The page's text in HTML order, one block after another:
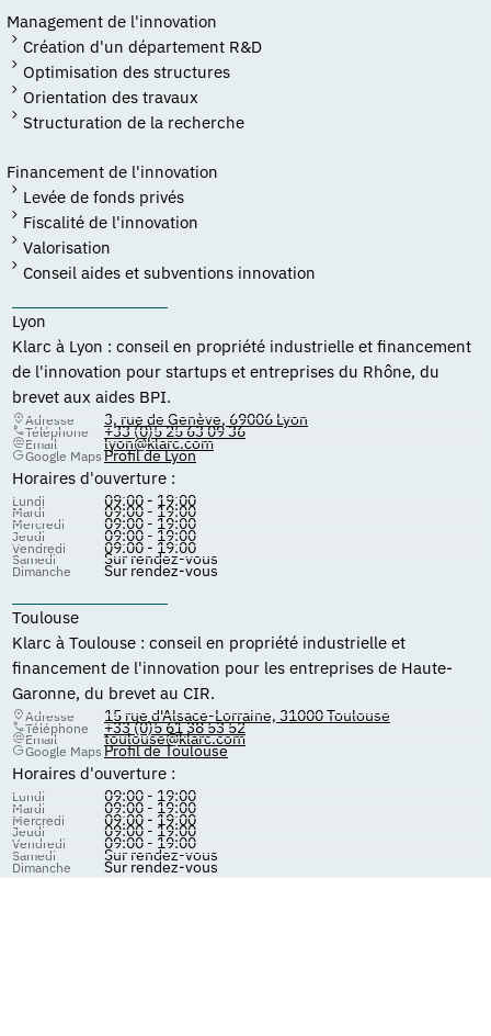
Management de l'innovation
Création d'un département R&D
Optimisation des structures
Orientation des travaux
Structuration de la recherche
Financement de l'innovation
Levée de fonds privés
Fiscalité de l'innovation
Valorisation
Conseil aides et subventions innovation
Lyon
Klarc à Lyon : conseil en propriété industrielle et financement
de l'innovation pour startups et entreprises du Rhône, du
brevet aux aides BPI.
Adresse 3, rue de Genève, 69006 Lyon
Téléphone +33 (0)5 25 63 09 36
Email lyon@klarc.com
Google Maps Profil de Lyon
Horaires d'ouverture :
Lundi 09:00 - 19:00
Mardi 09:00 - 19:00
Mercredi 09:00 - 19:00
Jeudi 09:00 - 19:00
Vendredi 09:00 - 19:00
Samedi Sur rendez-vous
Dimanche Sur rendez-vous
Toulouse
Klarc à Toulouse : conseil en propriété industrielle et
financement de l'innovation pour les entreprises de Haute-
Garonne, du brevet au CIR.
Adresse 15 rue d'Alsace-Lorraine, 31000 Toulouse
Téléphone +33 (0)5 61 38 53 52
Email toulouse@klarc.com
Google Maps Profil de Toulouse
Horaires d'ouverture :
Lundi 09:00 - 19:00
Mardi 09:00 - 19:00
Mercredi 09:00 - 19:00
Jeudi 09:00 - 19:00
Vendredi 09:00 - 19:00
Samedi Sur rendez-vous
Dimanche Sur rendez-vous